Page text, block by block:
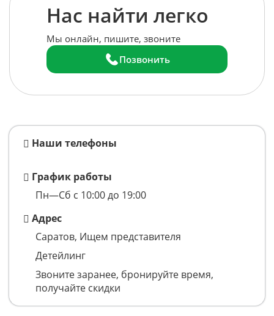
Нас найти легко
Мы онлайн, пишите, звоните
Позвонить
Наши телефоны
График работы
Пн—Сб с 10:00 до 19:00
Адрес
Саратов, Ищем представителя
Детейлинг
Звоните заранее, бронируйте время,
получайте скидки